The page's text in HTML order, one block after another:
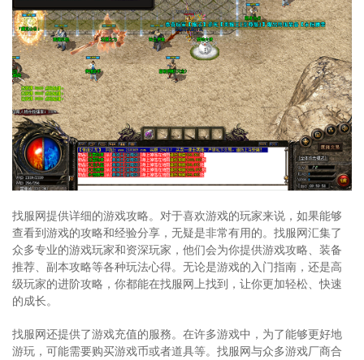
找服网提供详细的游戏攻略。对于喜欢游戏的玩家来说，如果能够
查看到游戏的攻略和经验分享，无疑是非常有用的。找服网汇集了
众多专业的游戏玩家和资深玩家，他们会为你提供游戏攻略、装备
推荐、副本攻略等各种玩法心得。无论是游戏的入门指南，还是高
级玩家的进阶攻略，你都能在找服网上找到，让你更加轻松、快速
的成长。
找服网还提供了游戏充值的服務。在许多游戏中，为了能够更好地
游玩，可能需要购买游戏币或者道具等。找服网与众多游戏厂商合